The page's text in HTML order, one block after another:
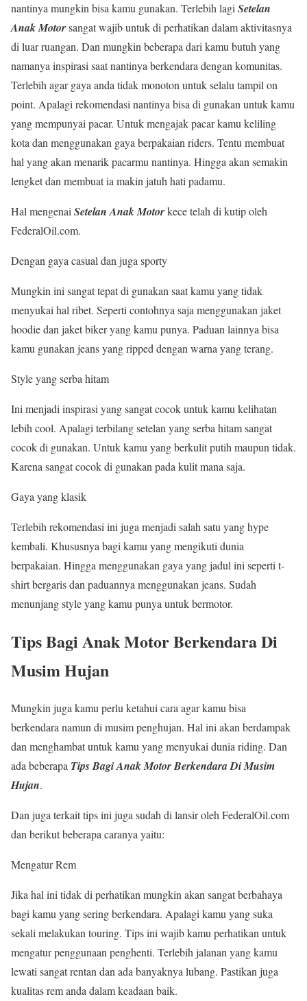
nantinya mungkin bisa kamu gunakan. Terlebih lagi Setelan
Anak Motorsangat wajib untuk di perhatikan dalam aktivitasnya
di luar ruangan. Dan mungkin beberapa dari kamu butuh yang
namanya inspirasi saat nantinya berkendara dengan komunitas.
Terlebih agar gaya anda tidak monoton untuk selalu tampil on
point. Apalagi rekomendasi nantinya bisa di gunakan untuk kamu
yang mempunyai pacar. Untuk mengajak pacar kamu keliling
kota dan menggunakan gaya berpakaian riders. Tentu membuat
hal yang akan menarik pacarmu nantinya. Hingga akan semakin
lengket dan membuat ia makin jatuh hati padamu.
Hal mengenai Setelan Anak Motorkece telah di kutip oleh
FederalOil.com.
Dengan gaya casual dan juga sporty
Mungkin ini sangat tepat di gunakan saat kamu yang tidak
menyukai hal ribet. Seperti contohnya saja menggunakan jaket
hoodie dan jaket biker yang kamu punya. Paduan lainnya bisa
kamu gunakan jeans yang ripped dengan warna yang terang.
Style yang serba hitam
Ini menjadi inspirasi yang sangat cocok untuk kamu kelihatan
lebih cool. Apalagi terbilang setelan yang serba hitam sangat
cocok di gunakan. Untuk kamu yang berkulit putih maupun tidak.
Karena sangat cocok di gunakan pada kulit mana saja.
Gaya yang klasik
Terlebih rekomendasi ini juga menjadi salah satu yang hype
kembali. Khususnya bagi kamu yang mengikuti dunia
berpakaian. Hingga menggunakan gaya yang jadul ini seperti t-
shirt bergaris dan paduannya menggunakan jeans. Sudah
menunjang style yang kamu punya untuk bermotor.
Tips Bagi Anak Motor Berkendara Di
Musim Hujan
Mungkin juga kamu perlu ketahui cara agar kamu bisa
berkendara namun di musim penghujan. Hal ini akan berdampak
dan menghambat untuk kamu yang menyukai dunia riding. Dan
ada beberapa Tips Bagi Anak Motor Berkendara Di Musim
Hujan.
Dan juga terkait tips ini juga sudah di lansir oleh FederalOil.com
dan berikut beberapa caranya yaitu:
Mengatur Rem
Jika hal ini tidak di perhatikan mungkin akan sangat berbahaya
bagi kamu yang sering berkendara. Apalagi kamu yang suka
sekali melakukan touring. Tips ini wajib kamu perhatikan untuk
mengatur penggunaan penghenti. Terlebih jalanan yang kamu
lewati sangat rentan dan ada banyaknya lubang. Pastikan juga
kualitas rem anda dalam keadaan baik.